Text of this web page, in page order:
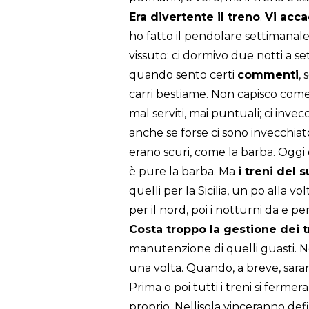
Era divertente il treno. Vi
ho fatto il pendolare
vissuto: ci dormivo due notti a
quando sento certi commenti,
carri bestiame. Non capisco
mal serviti, mai puntuali; ci
anche se forse ci sono
erano scuri, come la barba.
è pure la barba. Ma i treni del
quelli per la Sicilia, un po alla
per il nord, poi i notturni da e
Costa troppo la gestione dei
manutenzione di quelli guasti.
una volta. Quando, a breve,
Prima o poi tutti i treni si